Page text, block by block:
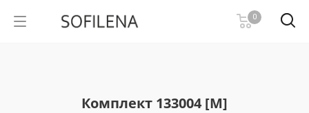
0
Комплект 133004 [М]